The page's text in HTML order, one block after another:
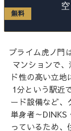
無料
プライム虎ノ門
マンションで
ド性の高い立
1分という駅近
ード設備など、
単身者～DINKS
っているため、